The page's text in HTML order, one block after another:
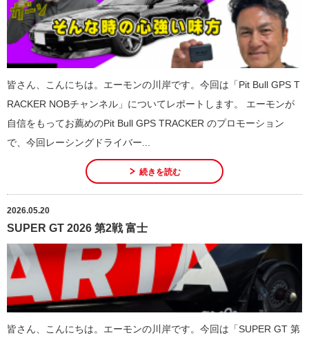
皆さん、こんにちは。エーモンの川岸です。今回は「Pit Bull GPS T
RACKER NOBチャンネル」についてレポートします。 エーモンが
自信をもってお薦めのPit Bull GPS TRACKER のプロモーション
で、今回レーシングドライバー...
続きを読む
2026.05.20
SUPER GT 2026 第2戦 富士
皆さん、こんにちは。エーモンの川岸です。今回は「SUPER GT 第